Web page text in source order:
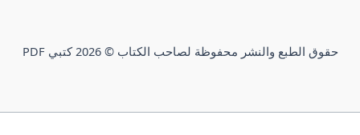
حقوق الطبع والنشر محفوظة لصاحب الكتاب © 2026 كتبي PDF